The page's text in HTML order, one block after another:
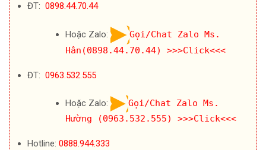
ĐT: 0898.44.70.44
Hoặc Zalo:
Gọi/Chat Zalo Ms.
Hân(0898.44.70.44)
>>>Click<<<
ĐT: 0963.532.555
Hoặc Zalo:
Gọi/Chat Zalo Ms.
Hường (0963.532.555)
>>>Click<<<
Hotline: 0888.944.333